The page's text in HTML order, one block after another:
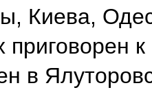
Киева,
приговорен
в